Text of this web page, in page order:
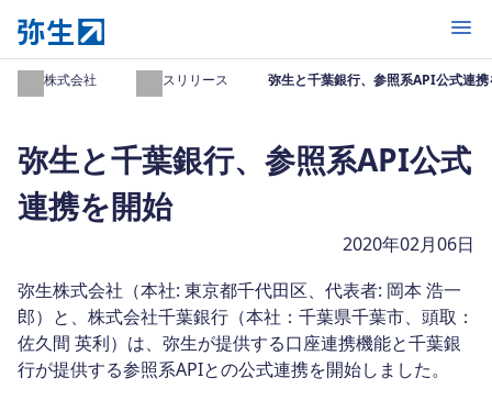
開く
弥生株式会社 プレスリリース 弥生と千葉銀行、参照系API公式連
弥生と千葉銀行、参照系API公式
連携を開始
2020年02月06日
弥生株式会社（本社: 東京都千代田区、代表者: 岡本 浩一
郎）と、株式会社千葉銀行（本社：千葉県千葉市、頭取：
佐久間 英利）は、弥生が提供する口座連携機能と千葉銀
行が提供する参照系APIとの公式連携を開始しました。